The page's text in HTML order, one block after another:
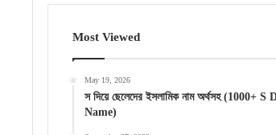
Most Viewed
May 19, 2026
স দিয়ে ছেলেদের ইসলামিক নাম অর্থসহ (1000+
Name)